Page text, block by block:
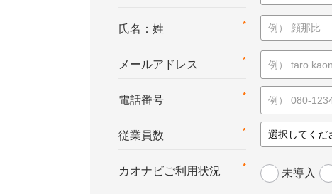
*
氏名：姓
*
メールアドレス
*
電話番号
*
従業員数
*
カオナビご利用状況 未導入